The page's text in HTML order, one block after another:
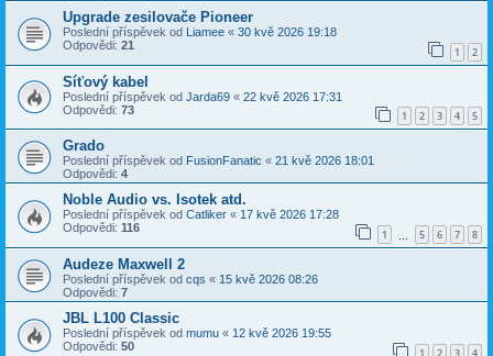
Upgrade zesilovače Pioneer
Poslední příspěvek od Liamee « 30 kvě 2026 19:18
Odpovědi: 21 1 2
Síťový kabel
Poslední příspěvek od Jarda69 « 22 kvě 2026 17:31
Odpovědi: 73 1 2 3 4 5
Grado
Poslední příspěvek od FusionFanatic « 21 kvě 2026 18:01
Odpovědi: 4
Noble Audio vs. Isotek atd.
Poslední příspěvek od Catliker « 17 kvě 2026 17:28
Odpovědi: 116 1 5 6 7 8
Audeze Maxwell 2
Poslední příspěvek od cqs « 15 kvě 2026 08:26
Odpovědi: 7
JBL L100 Classic
Poslední příspěvek od mumu « 12 kvě 2026 19:55
Odpovědi: 50 1 2 3 4